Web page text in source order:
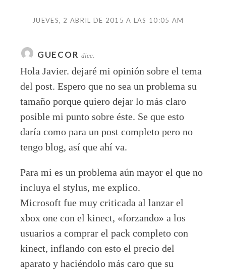
JUEVES, 2 ABRIL DE 2015 A LAS 10:05 AM
GUECOR dice:
Hola Javier. dejaré mi opinión sobre el tema
del post. Espero que no sea un problema su
tamaño porque quiero dejar lo más claro
posible mi punto sobre éste. Se que esto
daría como para un post completo pero no
tengo blog, así que ahí va.
Para mi es un problema aún mayor el que no
incluya el stylus, me explico.
Microsoft fue muy criticada al lanzar el
xbox one con el kinect, «forzando» a los
usuarios a comprar el pack completo con
kinect, inflando con esto el precio del
aparato y haciéndolo más caro que su